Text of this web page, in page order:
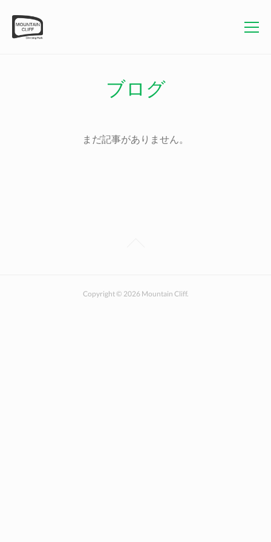
ブログ
まだ記事がありません。
Copyright © 2026 Mountain Cliff.